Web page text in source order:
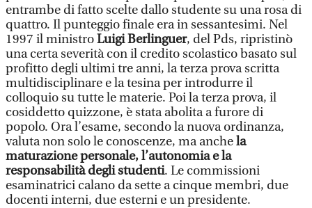
entrambe di fatto scelte dallo studente su una rosa di
quattro. Il punteggio finale era in sessantesimi. Nel
1997 il ministroLuigi Berlinguer, del Pds, ripristinò
una certa severità con il credito scolastico basato sul
profitto degli ultimi tre anni, la terza prova scritta
multidisciplinare e la tesina per introdurre il
colloquio su tutte le materie. Poi la terza prova, il
cosiddetto quizzone, è stata abolita a furore di
popolo. Ora l’esame, secondo la nuova ordinanza,
valuta non solo le conoscenze, ma anchela
maturazione personale, l’autonomia e la
responsabilità degli studenti. Le commissioni
esaminatrici calano da sette a cinque membri, due
docenti interni, due esterni e un presidente.